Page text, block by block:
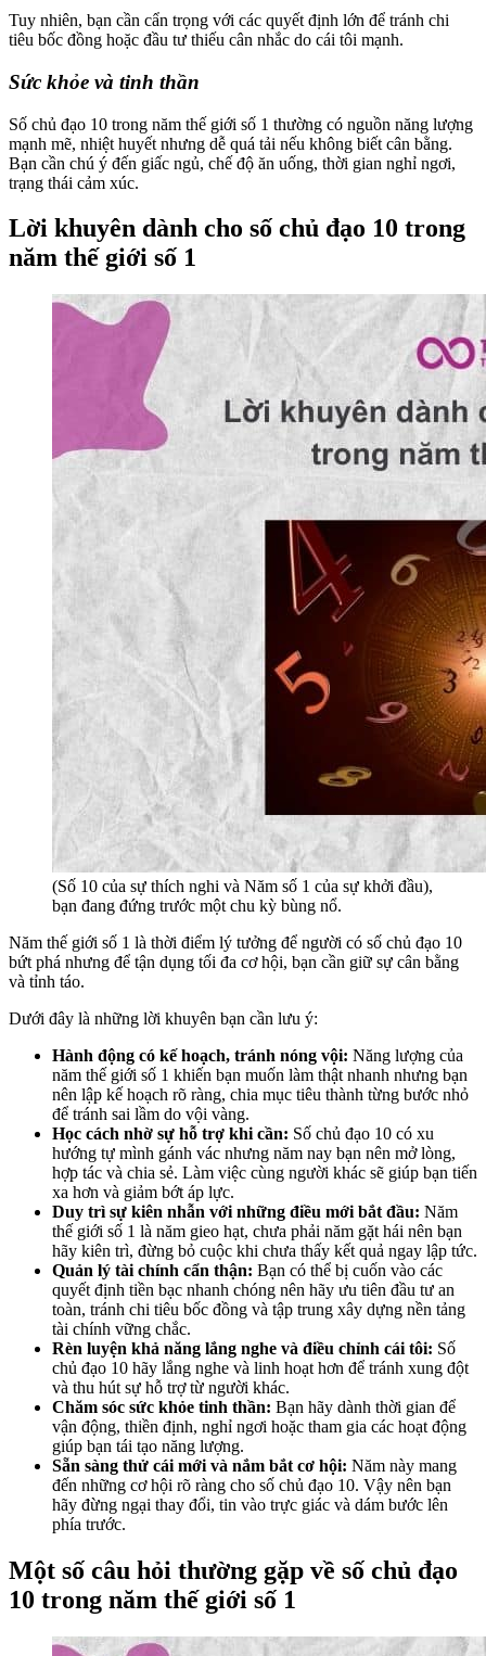
Tuy nhiên, bạn cần cẩn trọng với các quyết định lớn để tránh chi
tiêu bốc đồng hoặc đầu tư thiếu cân nhắc do cái tôi mạnh.
Sức khỏe và tinh thần
Số chủ đạo 10 trong năm thế giới số 1 thường có nguồn năng lượng
mạnh mẽ, nhiệt huyết nhưng dễ quá tải nếu không biết cân bằng.
Bạn cần chú ý đến giấc ngủ, chế độ ăn uống, thời gian nghỉ ngơi,
trạng thái cảm xúc.
Lời khuyên dành cho số chủ đạo 10 trong
năm thế giới số 1
(Số 10 của sự thích nghi và Năm số 1 của sự khởi đầu),
bạn đang đứng trước một chu kỳ bùng nổ.
Năm thế giới số 1 là thời điểm lý tưởng để người có số chủ đạo 10
bứt phá nhưng để tận dụng tối đa cơ hội, bạn cần giữ sự cân bằng
và tỉnh táo.
Dưới đây là những lời khuyên bạn cần lưu ý:
Hành động có kế hoạch, tránh nóng vội: Năng lượng của
năm thế giới số 1 khiến bạn muốn làm thật nhanh nhưng bạn
nên lập kế hoạch rõ ràng, chia mục tiêu thành từng bước nhỏ
để tránh sai lầm do vội vàng.
Học cách nhờ sự hỗ trợ khi cần: Số chủ đạo 10 có xu
hướng tự mình gánh vác nhưng năm nay bạn nên mở lòng,
hợp tác và chia sẻ. Làm việc cùng người khác sẽ giúp bạn tiến
xa hơn và giảm bớt áp lực.
Duy trì sự kiên nhẫn với những điều mới bắt đầu: Năm
thế giới số 1 là năm gieo hạt, chưa phải năm gặt hái nên bạn
hãy kiên trì, đừng bỏ cuộc khi chưa thấy kết quả ngay lập tức.
Quản lý tài chính cẩn thận: Bạn có thể bị cuốn vào các
quyết định tiền bạc nhanh chóng nên hãy ưu tiên đầu tư an
toàn, tránh chi tiêu bốc đồng và tập trung xây dựng nền tảng
tài chính vững chắc.
Rèn luyện khả năng lắng nghe và điều chỉnh cái tôi: Số
chủ đạo 10 hãy lắng nghe và linh hoạt hơn để tránh xung đột
và thu hút sự hỗ trợ từ người khác.
Chăm sóc sức khỏe tinh thần: Bạn hãy dành thời gian để
vận động, thiền định, nghỉ ngơi hoặc tham gia các hoạt động
giúp bạn tái tạo năng lượng.
Sẵn sàng thử cái mới và nắm bắt cơ hội: Năm này mang
đến những cơ hội rõ ràng cho số chủ đạo 10. Vậy nên bạn
hãy đừng ngại thay đổi, tin vào trực giác và dám bước lên
phía trước.
Một số câu hỏi thường gặp về số chủ đạo
10 trong năm thế giới số 1